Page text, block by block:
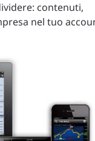
contenuti,
nel tuo